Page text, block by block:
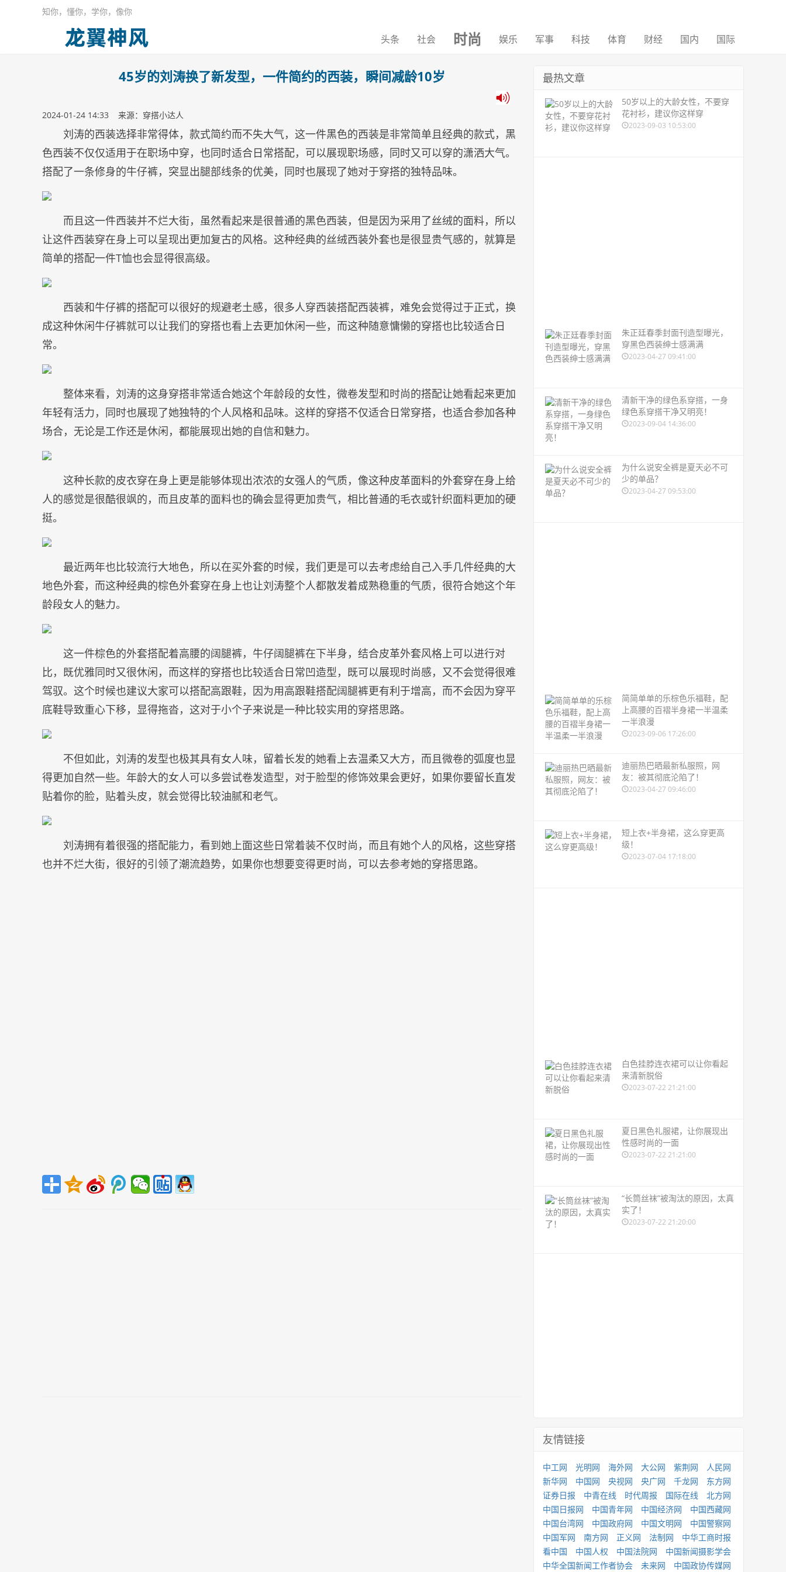
知你，懂你，学你，像你
头条 社会 时尚 娱乐 军事 科技 体育 财经 国内 国际
45岁的刘涛换了新发型，一件简约的西装，瞬间减龄10岁
2024-01-24 14:33 来源：穿搭小达人
刘涛的西装选择非常得体，款式简约而不失大气，这一件黑色的西装是非常简单且经典的款式，黑
色西装不仅仅适用于在职场中穿，也同时适合日常搭配，可以展现职场感，同时又可以穿的潇洒大气。
搭配了一条修身的牛仔裤，突显出腿部线条的优美，同时也展现了她对于穿搭的独特品味。
而且这一件西装并不烂大街，虽然看起来是很普通的黑色西装，但是因为采用了丝绒的面料，所以
让这件西装穿在身上可以呈现出更加复古的风格。这种经典的丝绒西装外套也是很显贵气感的，就算是
简单的搭配一件T恤也会显得很高级。
西装和牛仔裤的搭配可以很好的规避老土感，很多人穿西装搭配西装裤，难免会觉得过于正式，换
成这种休闲牛仔裤就可以让我们的穿搭也看上去更加休闲一些，而这种随意慵懒的穿搭也比较适合日
常。
整体来看，刘涛的这身穿搭非常适合她这个年龄段的女性，微卷发型和时尚的搭配让她看起来更加
年轻有活力，同时也展现了她独特的个人风格和品味。这样的穿搭不仅适合日常穿搭，也适合参加各种
场合，无论是工作还是休闲，都能展现出她的自信和魅力。
这种长款的皮衣穿在身上更是能够体现出浓浓的女强人的气质，像这种皮革面料的外套穿在身上给
人的感觉是很酷很飒的，而且皮革的面料也的确会显得更加贵气，相比普通的毛衣或针织面料更加的硬
挺。
最近两年也比较流行大地色，所以在买外套的时候，我们更是可以去考虑给自己入手几件经典的大
地色外套，而这种经典的棕色外套穿在身上也让刘涛整个人都散发着成熟稳重的气质，很符合她这个年
龄段女人的魅力。
这一件棕色的外套搭配着高腰的阔腿裤，牛仔阔腿裤在下半身，结合皮革外套风格上可以进行对
比，既优雅同时又很休闲，而这样的穿搭也比较适合日常凹造型，既可以展现时尚感，又不会觉得很难
驾驭。这个时候也建议大家可以搭配高跟鞋，因为用高跟鞋搭配阔腿裤更有利于增高，而不会因为穿平
底鞋导致重心下移，显得拖沓，这对于小个子来说是一种比较实用的穿搭思路。
不但如此，刘涛的发型也极其具有女人味，留着长发的她看上去温柔又大方，而且微卷的弧度也显
得更加自然一些。年龄大的女人可以多尝试卷发造型，对于脸型的修饰效果会更好，如果你要留长直发
贴着你的脸，贴着头皮，就会觉得比较油腻和老气。
刘涛拥有着很强的搭配能力，看到她上面这些日常着装不仅时尚，而且有她个人的风格，这些穿搭
也并不烂大街，很好的引领了潮流趋势，如果你也想要变得更时尚，可以去参考她的穿搭思路。
最热文章
50岁以上的大龄女性，不要穿
花衬衫，建议你这样穿
2023-09-03 10:53:00
朱正廷春季封面刊造型曝光，
穿黑色西装绅士感满满
2023-04-27 09:41:00
清新干净的绿色系穿搭，一身
绿色系穿搭干净又明亮！
2023-09-04 14:36:00
为什么说安全裤是夏天必不可
少的单品？
2023-04-27 09:53:00
简简单单的乐棕色乐福鞋，配
上高腰的百褶半身裙一半温柔
一半浪漫
2023-09-06 17:26:00
迪丽热巴晒最新私服照，网
友：被其彻底沦陷了！
2023-04-27 09:46:00
短上衣+半身裙，这么穿更高
级！
2023-07-04 17:18:00
白色挂脖连衣裙可以让你看起
来清新脱俗
2023-07-22 21:21:00
夏日黑色礼服裙，让你展现出
性感时尚的一面
2023-07-22 21:21:00
“长筒丝袜”被淘汰的原因，太真
实了！
2023-07-22 21:20:00
友情链接
中工网 光明网 海外网 大公网 紫荆网
人民网
新华网
中国网 央视网 央广网 千龙网
东方网
证券日报
中青在线 时代周报 国际在线
北方网
中国日报网
中国青年网 中国经济网
中国西藏网
中国台湾网
中国政府网 中国文明网
中国警察网
中国军网
南方网 正义网 法制网
中华工商时报
看中国
中国人权 中国法院网
中国新闻摄影学会
中华全国新闻工作者协会
未来网 中国政协传媒网